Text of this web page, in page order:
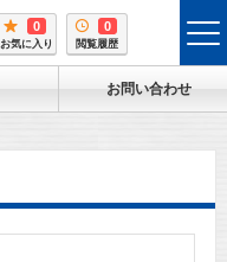
0
お気に入り
0
閲覧履歴
お問い合わせ